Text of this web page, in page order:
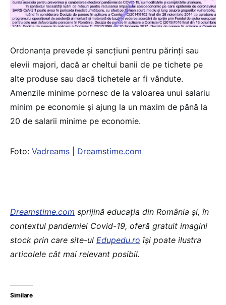
Ordonanța prevede și sancțiuni pentru părinți sau
elevii majori, dacă ar cheltui banii de pe tichete pe
alte produse sau dacă tichetele ar fi vândute.
Amenzile minime pornesc de la valoarea unui salariu
minim pe economie și ajung la un maxim de până la
20 de salarii minime pe economie.
Foto: Vadreams | Dreamstime.com
Dreamstime.com sprijină educaţia din România şi, în
contextul pandemiei Covid-19, oferă gratuit imagini
stock prin care site-ul Edupedu.ro îşi poate ilustra
articolele cât mai relevant posibil.
Similare